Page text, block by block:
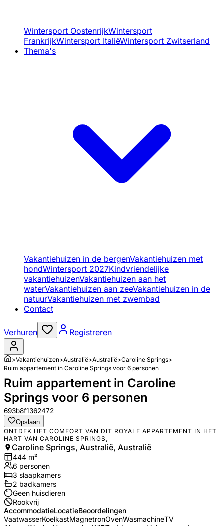
Wintersport OostenrijkWintersport
FrankrijkWintersport ItaliëWintersport Zwitserland
Thema's
Vakantiehuizen in de bergenVakantiehuizen met
hondWintersport 2027Kindvriendelijke
vakantiehuizenVakantiehuizen aan het
waterVakantiehuizen aan zeeVakantiehuizen in de
natuurVakantiehuizen met zwembad
Contact
Verhuren Registreren
>Vakantiehuizen>Australië>Australië>Caroline Springs>
Ruim appartement in Caroline Springs voor 6 personen
Ruim appartement in Caroline
Springs voor 6 personen
693b8f1362472
Opslaan
ONTDEK HET COMFORT VAN DIT ROYALE APPARTEMENT IN HET
HART VAN CAROLINE SPRINGS,
Caroline Springs, Australië, Australië
444 m²
6 personen
3 slaapkamers
2 badkamers
Geen huisdieren
Rookvrij
AccommodatieLocatieBeoordelingen
VaatwasserKoelkastMagnetronOvenWasmachineTV